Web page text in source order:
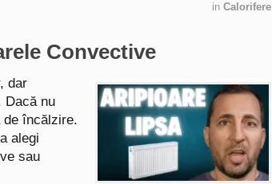
in Calorifere
Convective
dar
Dacă nu
încălzire.
alegi
sau